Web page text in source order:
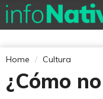
Home Cultura
¿Cómo